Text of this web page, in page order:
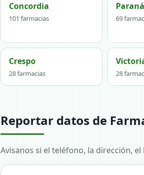
Concordia
101 farmacias
Paraná
69
Crespo
28 farmacias 28
Reportar datos de
Avisanos si el teléfono, la dirección,